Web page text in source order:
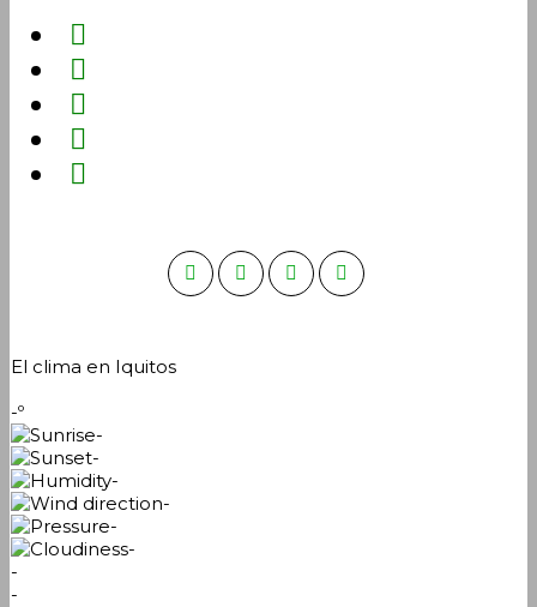
El clima en Iquitos
-º
-
-
-
-
-
-
-
-